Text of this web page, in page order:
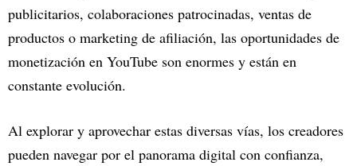
publicitarios, colaboraciones patrocinadas, ventas de
productos o marketing de afiliación, las oportunidades de
monetización en YouTube son enormes y están en
constante evolución.
Al explorar y aprovechar estas diversas vías, los creadores
pueden navegar por el panorama digital con confianza,